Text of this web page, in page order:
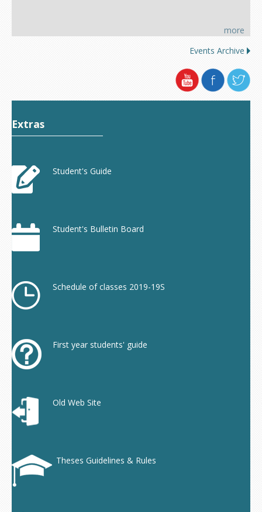
more
Events Archive
Extras
Student's Guide
Student's Bulletin Board
Schedule of classes 2019-19S
First year students' guide
Old Web Site
Theses Guidelines & Rules